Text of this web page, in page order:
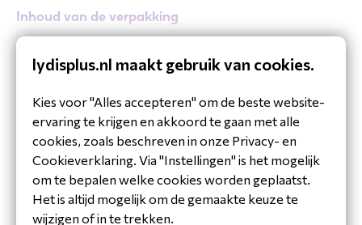
apparaten
Tot 8 gekoppelde apparaten in geheugen
Audio
50mm speaker
AI Noise Cancellation
Full Duplex
Acoustic Echo Cancellation
Reverberation Cancellation
Batterij
Inhoud van de verpakking
Inclusief AC-adapter
Ja
Kenmerken
Echo annulatie
Ja
Kleur van het product
Zwart
LED-indicatoren
Signaal/ruis-verhouding
lydisplus.nl maakt gebruik van cookies.
Kies voor "Alles accepteren" om de beste website-
ervaring te krijgen en akkoord te gaan met alle
cookies, zoals beschreven in onze Privacy- en
Cookieverklaring. Via "Instellingen" is het mogelijk
om te bepalen welke cookies worden geplaatst.
Het is altijd mogelijk om de gemaakte keuze te
wijzigen of in te trekken.